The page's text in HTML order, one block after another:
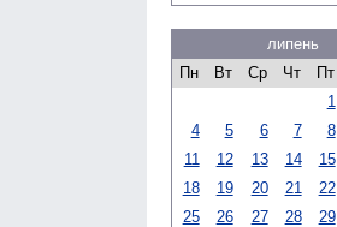
липень
Пн
Вт Ср Чт Пт
1
4
5 6 7 8
11
12 13 14 15
18
19 20 21 22
25
26 27 28 29